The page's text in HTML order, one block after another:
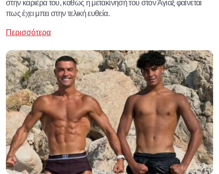
στην καριέρα του, καθώς η μετακίνησή του στον Άγιαξ φαίνεται
πως έχει μπει στην τελική ευθεία.
Περισσότερα